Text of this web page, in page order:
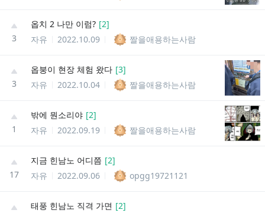
3
옵치 2 나만 이럼? [2]
자유
2022.10.09 짤을애용하는사람
3
옵붕이 현장 체험 왔다 [3]
자유
2022.10.04 짤을애용하는사람
1
밖에 뭔소리야 [2]
자유
2022.09.19 짤을애용하는사람
17
지금 힌남노 어디쯤 [2]
자유
2022.09.06 opgg19721121
태풍 힌남노 직격 가면 [2]